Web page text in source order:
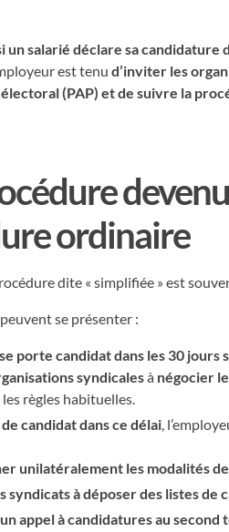
un salarié déclare sa candidature
est tenud’inviter les
(PAP) et de suivre la
ordinaire
dite « simplifiée » est
se présenter :
porte candidat dans les 30
syndicalesà négocier
règles habituelles.
de candidat dans ce délai,
unilatéralement les modalités
syndicats à déposer des listes de
appel à candidatures au second